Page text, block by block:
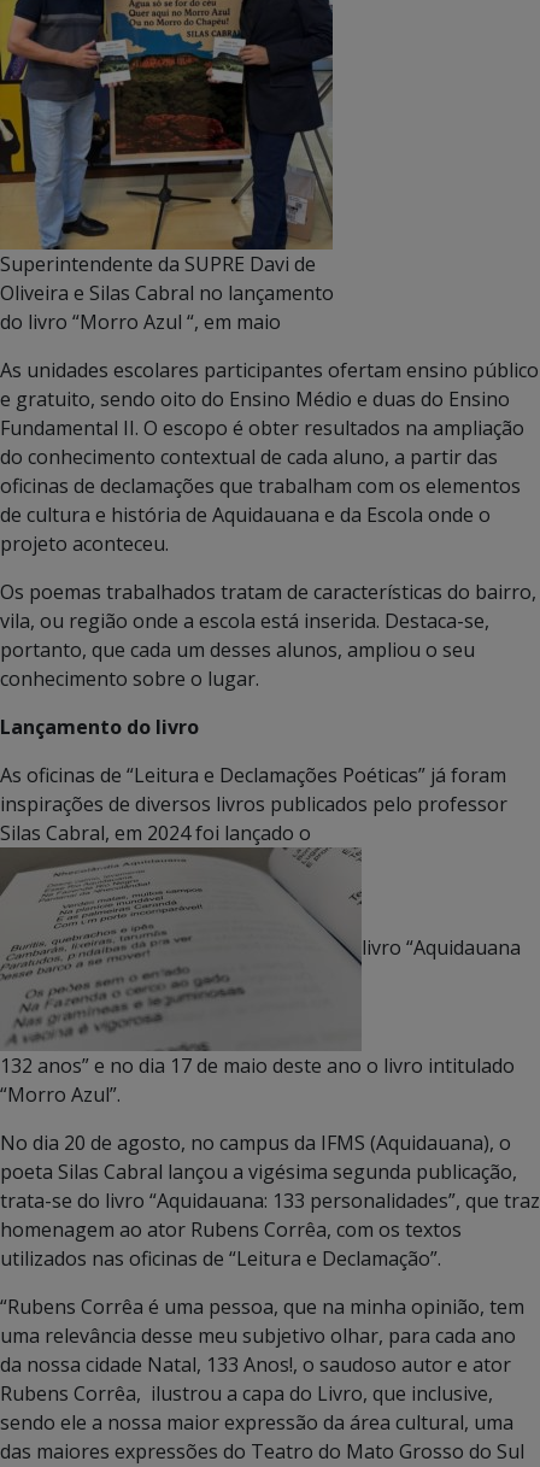
Superintendente da SUPRE Davi de
Oliveira e Silas Cabral no lançamento
do livro “Morro Azul “, em maio
As unidades escolares participantes ofertam ensino público
e gratuito, sendo oito do Ensino Médio e duas do Ensino
Fundamental II. O escopo é obter resultados na ampliação
do conhecimento contextual de cada aluno, a partir das
oficinas de declamações que trabalham com os elementos
de cultura e história de Aquidauana e da Escola onde o
projeto aconteceu.
Os poemas trabalhados tratam de características do bairro,
vila, ou região onde a escola está inserida. Destaca-se,
portanto, que cada um desses alunos, ampliou o seu
conhecimento sobre o lugar.
Lançamento do livro
As oficinas de “Leitura e Declamações Poéticas” já foram
inspirações de diversos livros publicados pelo professor
Silas Cabral, em 2024 foi lançado o
livro “Aquidauana
132 anos” e no dia 17 de maio deste ano o livro intitulado
“Morro Azul”.
No dia 20 de agosto, no campus da IFMS (Aquidauana), o
poeta Silas Cabral lançou a vigésima segunda publicação,
trata-se do livro “Aquidauana: 133 personalidades”, que traz
homenagem ao ator Rubens Corrêa, com os textos
utilizados nas oficinas de “Leitura e Declamação”.
“Rubens Corrêa é uma pessoa, que na minha opinião, tem
uma relevância desse meu subjetivo olhar, para cada ano
da nossa cidade Natal, 133 Anos!, o saudoso autor e ator
Rubens Corrêa, ilustrou a capa do Livro, que inclusive,
sendo ele a nossa maior expressão da área cultural, uma
das maiores expressões do Teatro do Mato Grosso do Sul